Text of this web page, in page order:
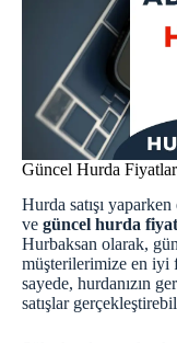
Güncel Hurda
Hurda satışı
ve güncel hurda
Hurbaksan olarak,
müşterilerimize en iyi
sayede, hurdanızın
satışlar